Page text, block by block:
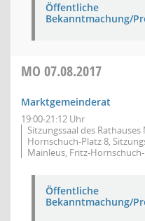
Öffentliche
Bekanntmachung/
MO 07.08.2017
Marktgemeinderat
19:00-21:12 Uhr
Sitzungssaal des
Hornschuch-Platz 8,
Mainleus, Fritz-
Öffentliche
Bekanntmachung/